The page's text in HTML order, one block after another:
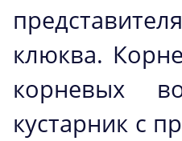
клюква.
корневых
кустарник с